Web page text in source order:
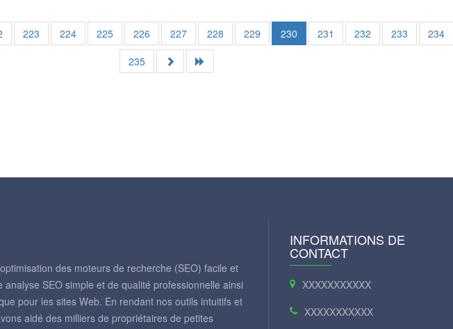
223 224 225 226 227 228 229 230 231 232 233
234
235
des moteurs de recherche (SEO) facile et
SEO simple et de qualité professionnelle ainsi
pour les sites Web. En rendant nos outils intuitifs et
aidé des milliers de propriétaires de petites
INFORMATIONS DE
CONTACT
XXXXXXXXXXX
XXXXXXXXXXX